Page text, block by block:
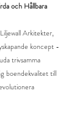
och Hållbara
Arkitekter,
koncept -
trivsamma
boendekvalitet till